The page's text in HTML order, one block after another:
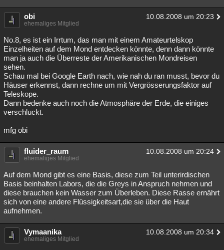
obi 10.08.2008 um 20:23
ehemaliges Mitglied
No.8, es ist ein Irrtum, das man mit einem Amateurtelskop
Einzelheiten auf dem Mond entdecken könnte, denn dann könnte
man ja auch die Überreste der Amerikanischen Mondreisen
sehen.
Schau mal bei Google Earth nach, wie nah du ran musst, bevor du
Häuser erkennst, dann rechne um mit Vergrösserungsfaktor auf
Teleskope.
Dann bedenke auch noch die Atmosphäre der Erde, die einiges
verschluckt.
mfg obi
fluider_raum 10.08.2008 um 20:24
ehemaliges Mitglied
Auf dem Mond gibt es eine Basis, diese zum Teil unterirdischen
Basis beinhalten Labors, die die Greys in Anspruch nehmen und
diese brauchen kein Wasser zum Überleben. Diese Rasse ernährt
sich von eine andere Flüssigkeitsart,die sie über die Haut
aufnehmen.
Vymaanika 10.08.2008 um 20:34
ehemaliges Mitglied